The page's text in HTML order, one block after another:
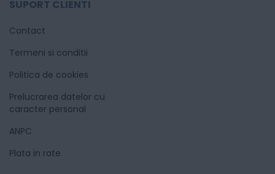
SUPORT CLIENTI
Contact
Termeni si conditii
Politica de cookies
Prelucrarea datelor cu
caracter personal
ANPC
Plata in rate